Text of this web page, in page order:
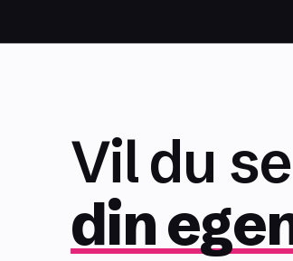
Vil du
din